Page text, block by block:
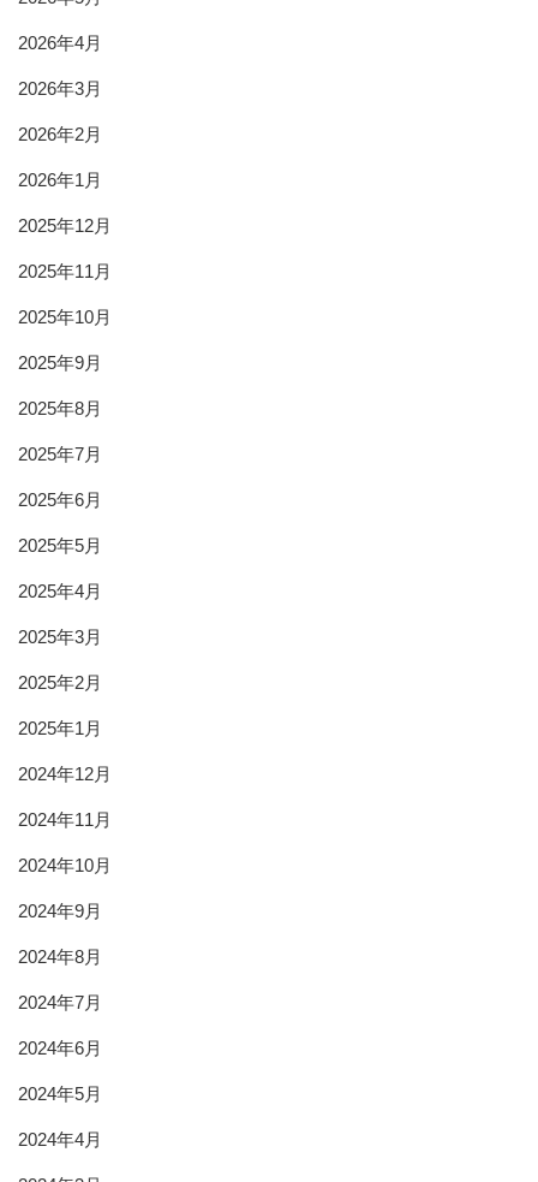
2026年4月
2026年3月
2026年2月
2026年1月
2025年12月
2025年11月
2025年10月
2025年9月
2025年8月
2025年7月
2025年6月
2025年5月
2025年4月
2025年3月
2025年2月
2025年1月
2024年12月
2024年11月
2024年10月
2024年9月
2024年8月
2024年7月
2024年6月
2024年5月
2024年4月